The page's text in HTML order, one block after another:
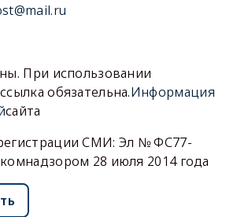
При использовании
обязательна.Информация
сайта
СМИ: Эл № ФС77-
28 июля 2014 года